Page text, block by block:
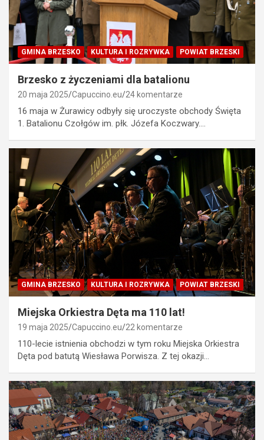
GMINA BRZESKO KULTURA I ROZRYWKA POWIAT BRZESKI
Brzesko z życzeniami dla batalionu
20 maja 2025 Capuccino.eu 24 komentarze
16 maja w Żurawicy odbyły się uroczyste obchody Święta
1. Batalionu Czołgów im. płk. Józefa Koczwary.…
GMINA BRZESKO KULTURA I ROZRYWKA POWIAT BRZESKI
Miejska Orkiestra Dęta ma 110 lat!
19 maja 2025 Capuccino.eu 22 komentarze
110-lecie istnienia obchodzi w tym roku Miejska Orkiestra
Dęta pod batutą Wiesława Porwisza. Z tej okazji…